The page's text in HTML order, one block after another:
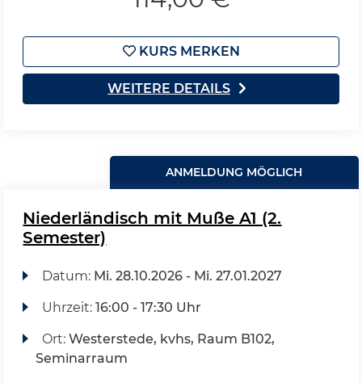
KURS MERKEN
WEITERE DETAILS
ANMELDUNG MÖGLICH
Niederländisch mit Muße A1 (2.
Semester)
Datum: Mi. 28.10.2026 - Mi. 27.01.2027
Uhrzeit: 16:00 - 17:30 Uhr
Ort: Westerstede, kvhs, Raum B102,
Seminarraum